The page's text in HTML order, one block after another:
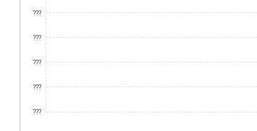
???
???
???
???
???